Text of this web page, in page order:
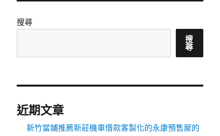
搜尋
搜
尋
近期文章
新竹當鋪推薦新莊機車借款客製化的永康預售屋的